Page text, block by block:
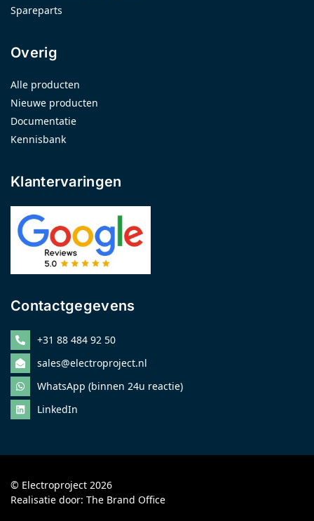
Spareparts
Overig
Alle producten
Nieuwe producten
Documentatie
Kennisbank
Klantervaringen
Contactgegevens
+31 88 484 92 50
sales@electroproject.nl
WhatsApp (binnen 24u reactie)
LinkedIn
© Electroproject 2026
Realisatie door: The Brand Office